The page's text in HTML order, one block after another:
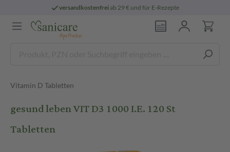
versandkostenfreiab 29 € und für E-Rezepte
Vitamin D Tabletten
gesund leben VIT D3 1000 I.E. 120 St
Tabletten